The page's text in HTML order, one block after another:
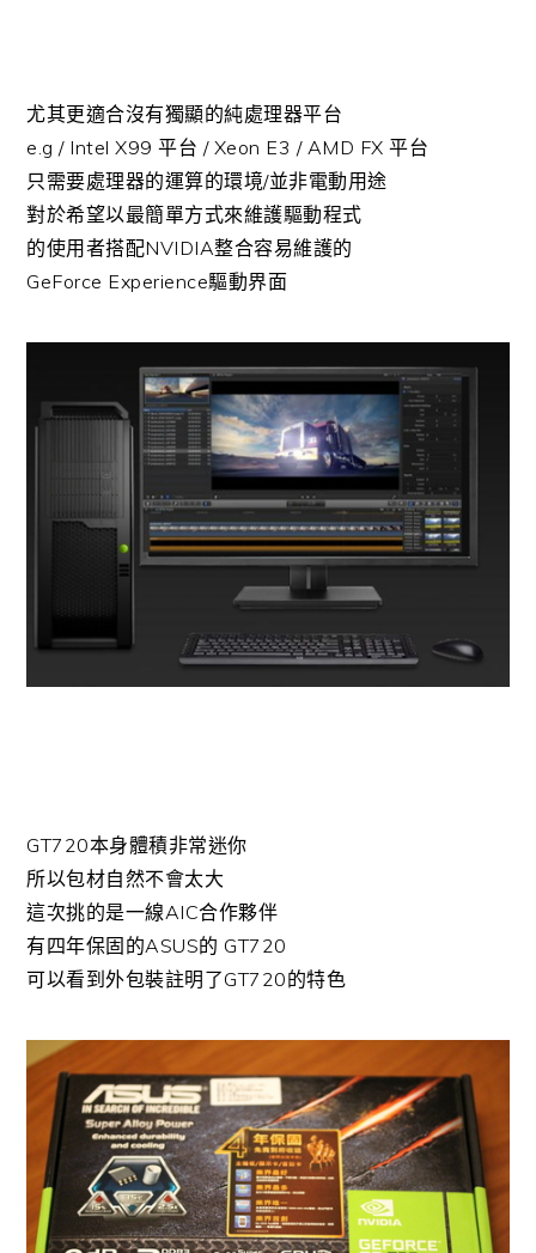
尤其更適合沒有獨顯的純處理器平台
e.g / Intel X99 平台 / Xeon E3 / AMD FX 平台
只需要處理器的運算的環境/並非電動用途
對於希望以最簡單方式來維護驅動程式
的使用者搭配NVIDIA整合容易維護的
GeForce Experience驅動界面
GT720本身體積非常迷你
所以包材自然不會太大
這次挑的是一線AIC合作夥伴
有四年保固的ASUS的 GT720
可以看到外包裝註明了GT720的特色